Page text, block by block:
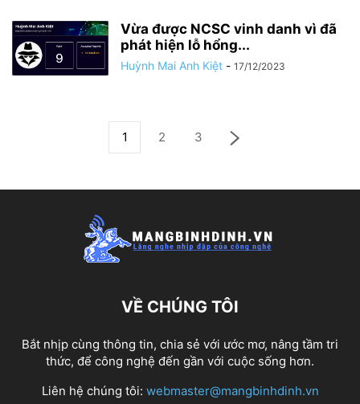
Vừa được NCSC vinh danh vì đã
phát hiện lỗ hổng...
Huỳnh Mai Anh Kiệt - 17/12/2023
1 2 3
VỀ CHÚNG TÔI
Bắt nhịp cùng thông tin, chia sẻ với ước mơ, nâng tầm tri
thức, để công nghệ đến gần với cuộc sống hơn.
Liên hệ chúng tôi: webmaster@mangbinhdinh.vn